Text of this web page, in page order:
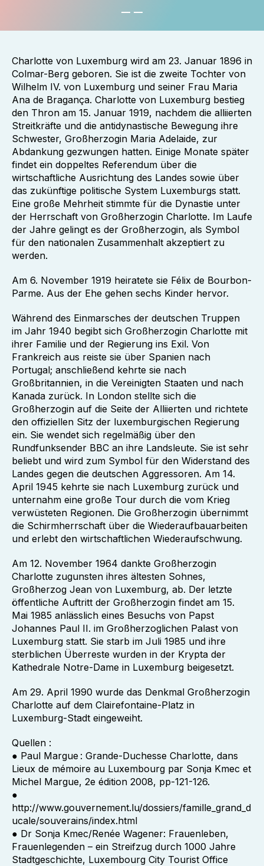
Charlotte von Luxemburg wird am 23. Januar 1896 in
Colmar-Berg geboren. Sie ist die zweite Tochter von
Wilhelm IV. von Luxemburg und seiner Frau Maria
Ana de Bragança. Charlotte von Luxemburg bestieg
den Thron am 15. Januar 1919, nachdem die alliierten
Streitkräfte und die antidynastische Bewegung ihre
Schwester, Großherzogin Maria Adelaide, zur
Abdankung gezwungen hatten. Einige Monate später
findet ein doppeltes Referendum über die
wirtschaftliche Ausrichtung des Landes sowie über
das zukünftige politische System Luxemburgs statt.
Eine große Mehrheit stimmte für die Dynastie unter
der Herrschaft von Großherzogin Charlotte. Im Laufe
der Jahre gelingt es der Großherzogin, als Symbol
für den nationalen Zusammenhalt akzeptiert zu
werden.
Am 6. November 1919 heiratete sie Félix de Bourbon-
Parme. Aus der Ehe gehen sechs Kinder hervor.
Während des Einmarsches der deutschen Truppen
im Jahr 1940 begibt sich Großherzogin Charlotte mit
ihrer Familie und der Regierung ins Exil. Von
Frankreich aus reiste sie über Spanien nach
Portugal; anschließend kehrte sie nach
Großbritannien, in die Vereinigten Staaten und nach
Kanada zurück. In London stellte sich die
Großherzogin auf die Seite der Alliierten und richtete
den offiziellen Sitz der luxemburgischen Regierung
ein. Sie wendet sich regelmäßig über den
Rundfunksender BBC an ihre Landsleute. Sie ist sehr
beliebt und wird zum Symbol für den Widerstand des
Landes gegen die deutschen Aggressoren. Am 14.
April 1945 kehrte sie nach Luxemburg zurück und
unternahm eine große Tour durch die vom Krieg
verwüsteten Regionen. Die Großherzogin übernimmt
die Schirmherrschaft über die Wiederaufbauarbeiten
und erlebt den wirtschaftlichen Wiederaufschwung.
Am 12. November 1964 dankte Großherzogin
Charlotte zugunsten ihres ältesten Sohnes,
Großherzog Jean von Luxemburg, ab. Der letzte
öffentliche Auftritt der Großherzogin findet am 15.
Mai 1985 anlässlich eines Besuchs von Papst
Johannes Paul II. im Großherzoglichen Palast von
Luxemburg statt. Sie starb im Juli 1985 und ihre
sterblichen Überreste wurden in der Krypta der
Kathedrale Notre-Dame in Luxemburg beigesetzt.
Am 29. April 1990 wurde das Denkmal Großherzogin
Charlotte auf dem Clairefontaine-Platz in
Luxemburg-Stadt eingeweiht.
Quellen :
● Paul Margue : Grande-Duchesse Charlotte, dans
Lieux de mémoire au Luxembourg par Sonja Kmec et
Michel Margue, 2e édition 2008, pp-121-126.
●
http://www.gouvernement.lu/dossiers/famille_grand_d
ucale/souverains/index.html
● Dr Sonja Kmec/Renée Wagener: Frauenleben,
Frauenlegenden – ein Streifzug durch 1000 Jahre
Stadtgeschichte, Luxembourg City Tourist Office